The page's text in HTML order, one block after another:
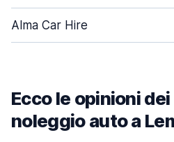
Alma Car Hire
Ecco le opinioni
noleggio auto a